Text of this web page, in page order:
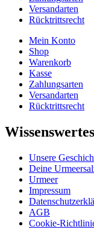
Versandarten
Rücktrittsrecht
Mein Konto
Shop
Warenkorb
Kasse
Zahlungsarten
Versandarten
Rücktrittsrecht
Unsere
Deine
Urmeer
Impressum
AGB
Cookie-